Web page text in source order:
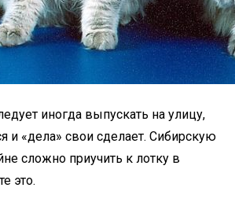
иногда выпускать на улицу,
и «дела» свои сделает. Сибирскую
сложно приучить к лотку в
это.